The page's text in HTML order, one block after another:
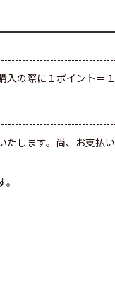
の際に１ポイント＝１
たします。尚、お支払い